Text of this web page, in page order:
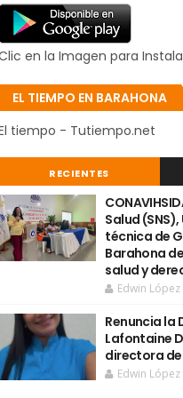
en la Imagen para
EL TIEMPO EN BARAHONA
tiempo - Tutiempo.net
RECIENTES
Salud (SNS),
técnica de
Barahona
salud y
Edwin López
Renuncia la
Lafontaine
directora
Edwin López